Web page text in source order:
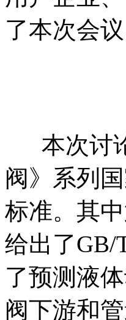
了本次会议
本次讨
阀》系列
标准。其
给出了GB/
了预测液
阀下游和